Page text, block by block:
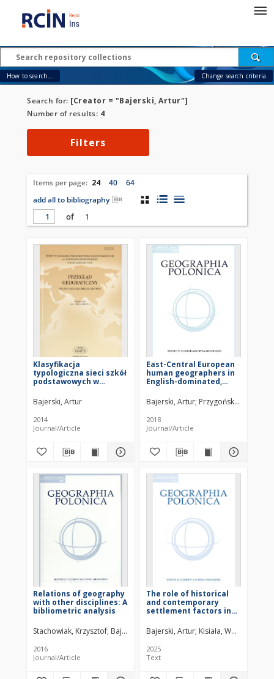
How to search... Change search criteria
Search for: [Creator = "Bajerski, Artur"]
Number of results: 4
Filters
Items per page: 24 40
64
add all to bibliography
of
1
Klasyfikacja
typologiczna sieci szkół
podstawowych w
Typological
classification of the
network of primary
schools in Poland’s
local-authority areas
Bajerski, Artur
2014
Journal/Article
East-Central European
human geographers in
English-dominated,
international
publishing space
Bajerski, Artur Przygoński, Krzysztof
2018
Journal/Article
Relations of geography
with other disciplines: A
bibliometric analysis
Stachowiak, Krzysztof Bajerski, Artur
2016
Journal/Article
The role of historical
and contemporary
settlement factors in
rural primary schools in
Poland: a multi-stage
regression analysis
Bajerski, Artur Kisiała, Wojciech
2025
Text